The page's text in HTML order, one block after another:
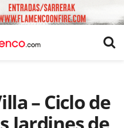
– Ciclo de
Jardines de